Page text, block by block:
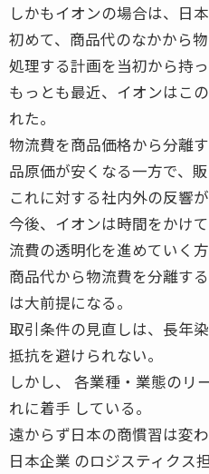
しかもイオンの場合は、日
初めて、商品代のなかから
処理する計画を当初から持っ
もっとも最近、イオンはこ
れた。
物流費を商品価格から分離
品原価が安くなる一方で、
これに対する社内外の反響
今後、イオンは時間をかけ
流費の透明化を進めていく方
商品代から物流費を分離す
は大前提になる。
取引条件の見直しは、長年
抵抗を避けられない。
しかし、 各業種・業態のリ
れに着手 している。
遠からず日本の商慣習は変わ
日本企業 のロジスティクス